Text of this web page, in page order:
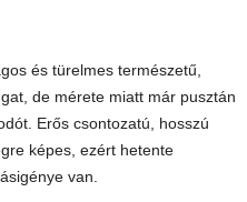
és türelmes természetű,
de mérete miatt már pusztán
Erős csontozatú, hosszú
képes, ezért hetente
van.